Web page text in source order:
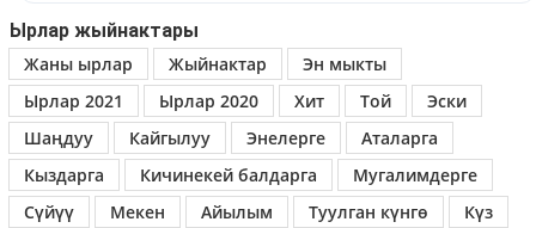
Ырлар жыйнактары
Жаны ырлар
Жыйнактар
Эн мыкты
Ырлар 2021
Ырлар 2020 Хит Той
Эски
Шаңдуу
Кайгылуу Энелерге
Аталарга
Кыздарга
Кичинекей балдарга
Мугалимдерге
Сүйүү
Мекен Айылым Туулган күнгө Күз